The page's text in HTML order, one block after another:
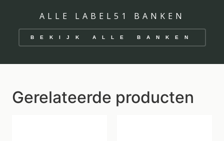
ALLE LABEL51 BANKEN
BEKIJK ALLE BANKEN
Gerelateerde producten